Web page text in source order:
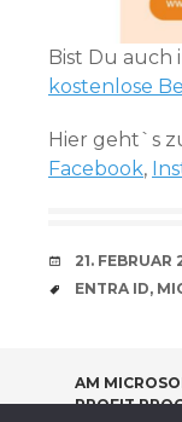
Bist Du auch
kostenlose
Hier geht`s
Facebook,
21. FEBRUAR
ENTRA ID,
AM
PROFIT